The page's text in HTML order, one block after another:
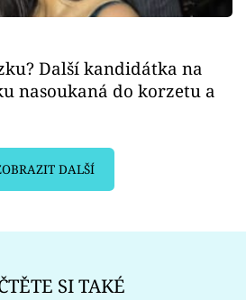
Další kandidátka na
nasoukaná do korzetu a
DALŠÍ
SI TAKÉ